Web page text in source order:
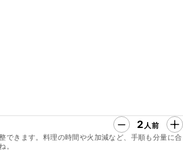
2 人前
できます。料理の時間や火加減など、手順も分量に合
。